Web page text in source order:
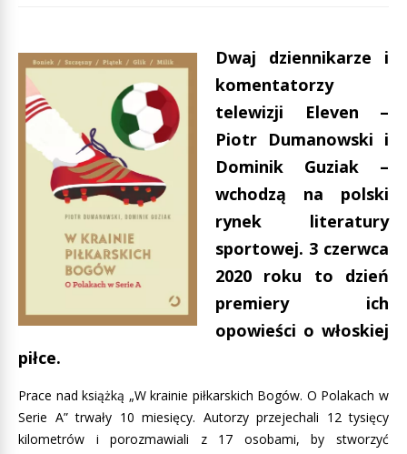
Dwaj dziennikarze i
komentatorzy
telewizji Eleven –
Piotr Dumanowski i
Dominik Guziak –
wchodzą na polski
rynek literatury
sportowej. 3 czerwca
2020 roku to dzień
premiery ich
opowieści o włoskiej
piłce.
Prace nad książką „W krainie piłkarskich Bogów. O Polakach w
Serie A” trwały 10 miesięcy. Autorzy przejechali 12 tysięcy
kilometrów i porozmawiali z 17 osobami, by stworzyć